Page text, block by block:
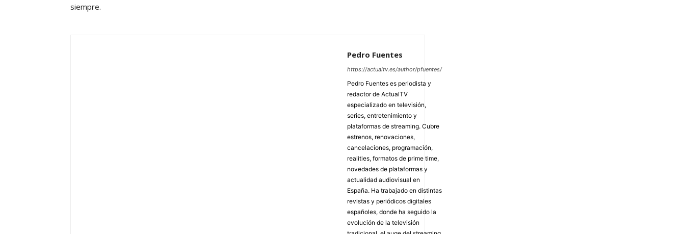
siempre.
Pedro Fuentes
https://actualtv.es/author/pfuentes/
Pedro Fuentes es periodista y
redactor de ActualTV
especializado en televisión,
series, entretenimiento y
plataformas de streaming. Cubre
estrenos, renovaciones,
cancelaciones, programación,
realities, formatos de prime time,
novedades de plataformas y
actualidad audiovisual en
España. Ha trabajado en distintas
revistas y periódicos digitales
españoles, donde ha seguido la
evolución de la televisión